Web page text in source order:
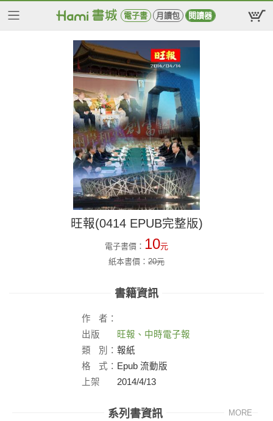
電子書 月讀包 閱讀器
旺報(0414 EPUB完整版)
電子書價： 10元
紙本書價： 20元
書籍資訊
作
者：
出版
社：
旺報、中時電子報
類
別： 報紙
格
式： Epub 流動版
上架
2014/4/13
系列書資訊 MORE